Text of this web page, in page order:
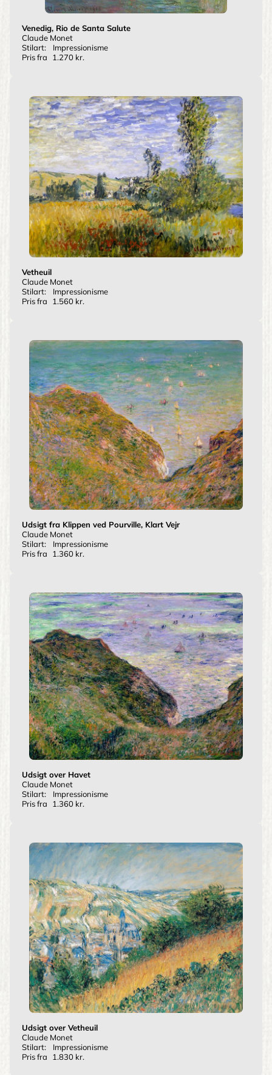
Venedig, Rio de Santa Salute
Claude Monet
Stilart:
Impressionisme
Pris fra
1.270 kr.
Vetheuil
Claude Monet
Stilart:
Impressionisme
Pris fra
1.560 kr.
Udsigt fra Klippen ved Pourville, Klart Vejr
Claude Monet
Stilart:
Impressionisme
Pris fra
1.360 kr.
Udsigt over Havet
Claude Monet
Stilart:
Impressionisme
Pris fra
1.360 kr.
Udsigt over Vetheuil
Claude Monet
Stilart:
Impressionisme
Pris fra
1.830 kr.